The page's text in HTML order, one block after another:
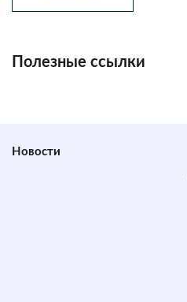
Полезные ссылки
Новости